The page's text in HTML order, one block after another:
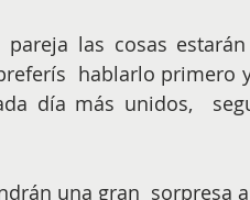
las cosas
hablarlo primero
día más unidos,
una gran  sorpresa